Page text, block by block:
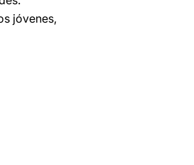
jóvenes,